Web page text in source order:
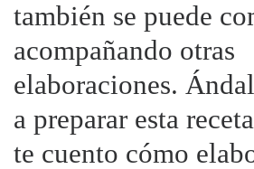
también se puede
acompañando otras
elaboraciones.
a preparar esta
te cuento cómo